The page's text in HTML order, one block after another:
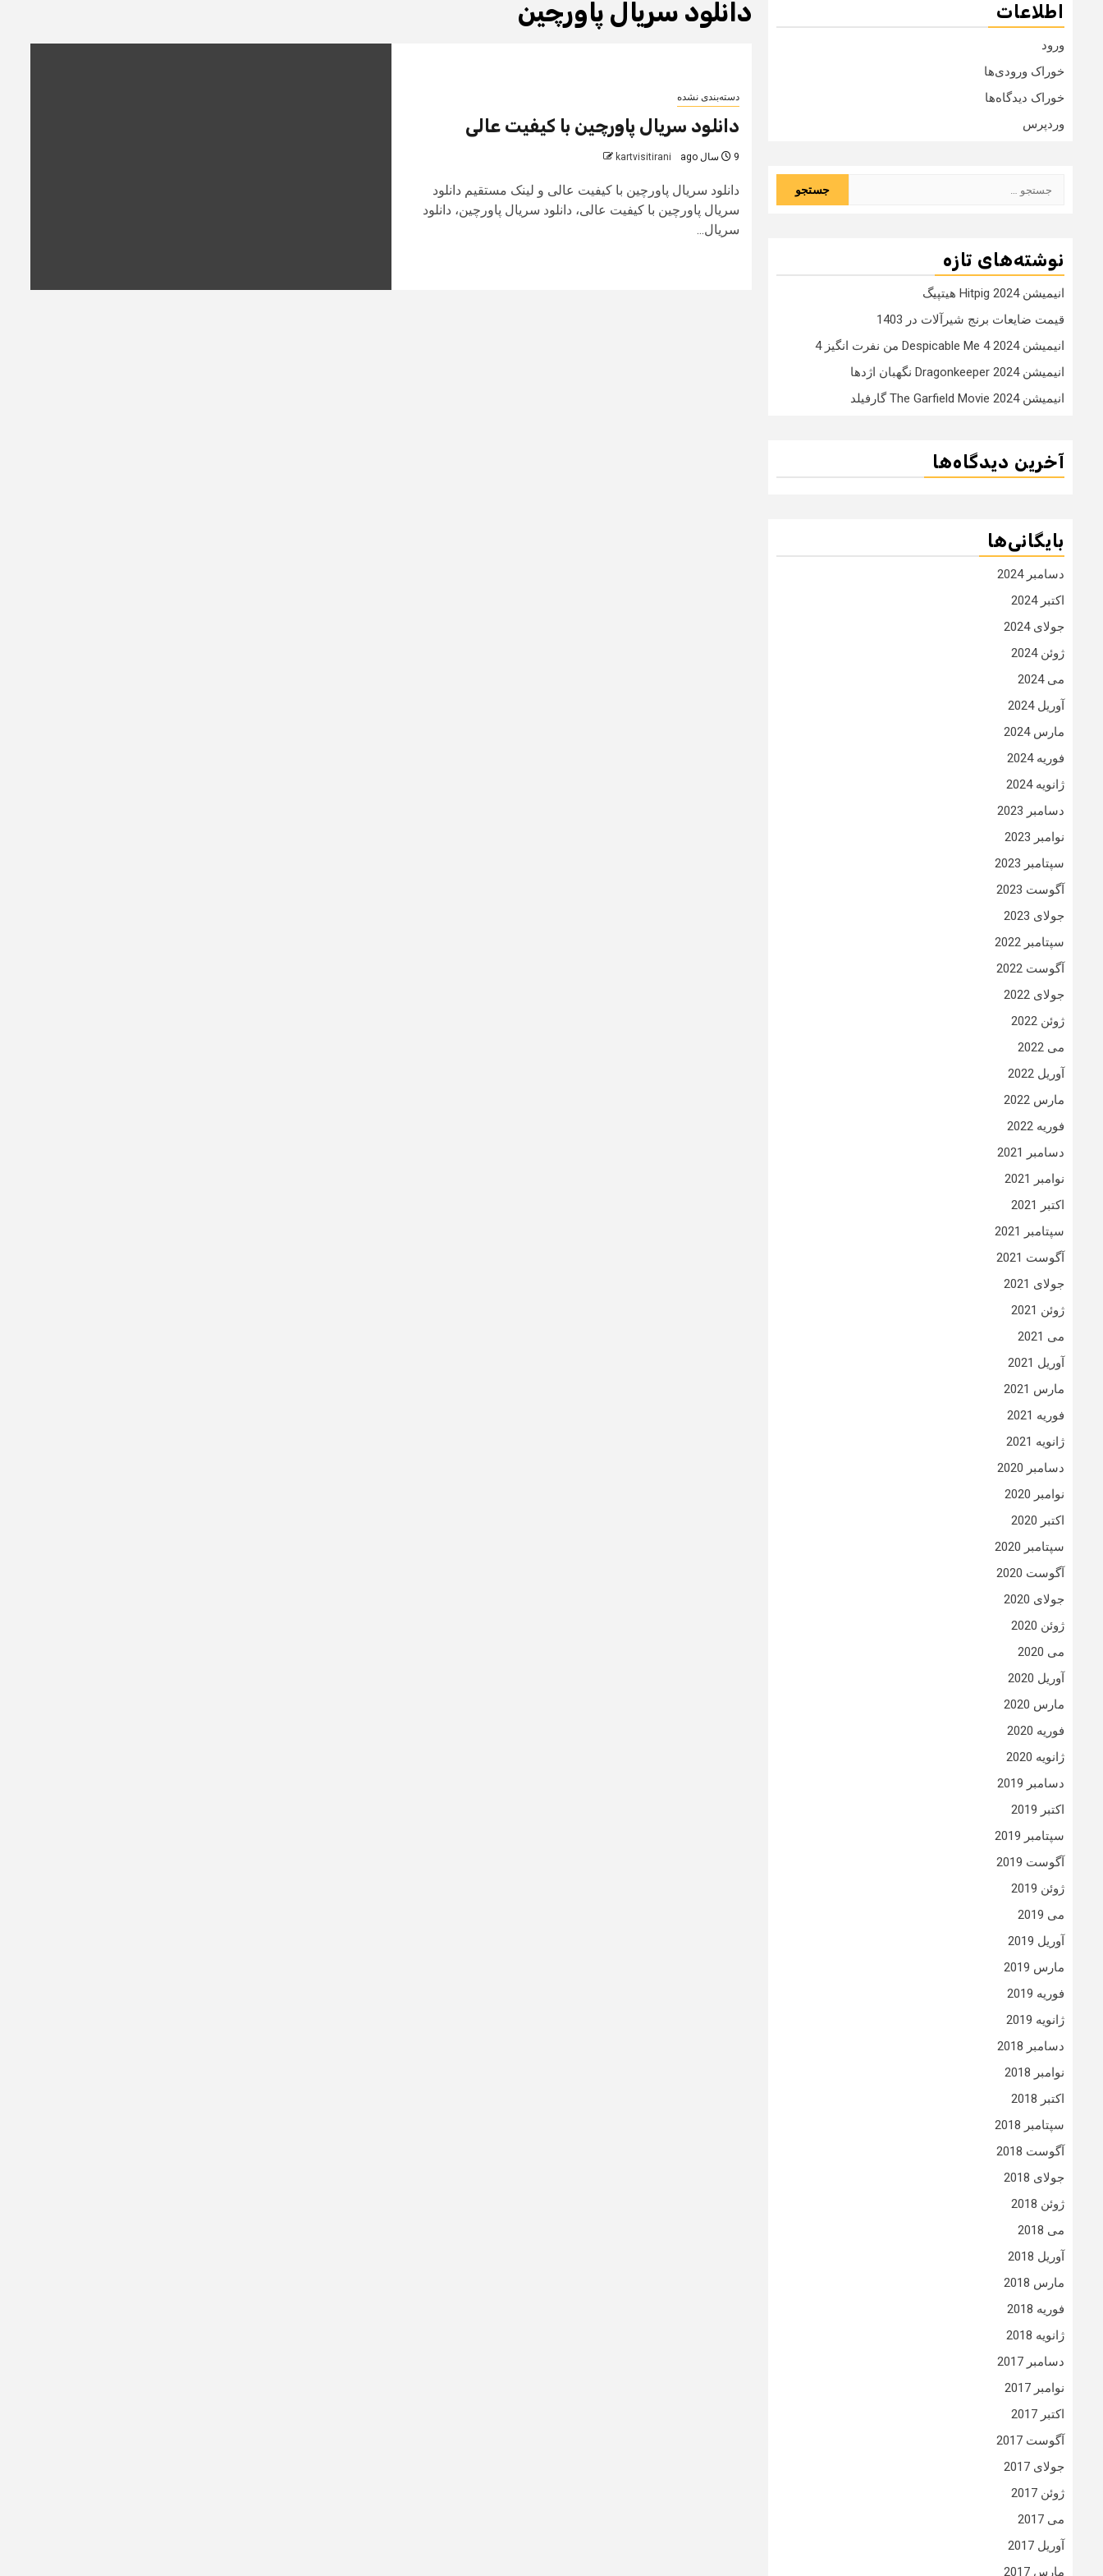
دانلود سریال پاورچین
دسته‌بندی نشده
دانلود سریال پاورچین با کیفیت عالی
9 سال ago kartvisitirani
دانلود سریال پاورچین با کیفیت عالی و لینک مستقیم دانلود
سریال پاورچین با کیفیت عالی، دانلود سریال پاورچین، دانلود
سریال...
اطلاعات
ورود
خوراک ورودی‌ها
خوراک دیدگاه‌ها
وردپرس
نوشته‌های تازه
انیمیشن Hitpig 2024 هیتپیگ
قیمت ضایعات برنج شیرآلات در 1403
انیمیشن Despicable Me 4 2024 من نفرت انگیز 4
انیمیشن Dragonkeeper 2024 نگهبان اژدها
انیمیشن The Garfield Movie 2024 گارفیلد
آخرین دیدگاه‌ها
بایگانی‌ها
دسامبر 2024
اکتبر 2024
جولای 2024
ژوئن 2024
می 2024
آوریل 2024
مارس 2024
فوریه 2024
ژانویه 2024
دسامبر 2023
نوامبر 2023
سپتامبر 2023
آگوست 2023
جولای 2023
سپتامبر 2022
آگوست 2022
جولای 2022
ژوئن 2022
می 2022
آوریل 2022
مارس 2022
فوریه 2022
دسامبر 2021
نوامبر 2021
اکتبر 2021
سپتامبر 2021
آگوست 2021
جولای 2021
ژوئن 2021
می 2021
آوریل 2021
مارس 2021
فوریه 2021
ژانویه 2021
دسامبر 2020
نوامبر 2020
اکتبر 2020
سپتامبر 2020
آگوست 2020
جولای 2020
ژوئن 2020
می 2020
آوریل 2020
مارس 2020
فوریه 2020
ژانویه 2020
دسامبر 2019
اکتبر 2019
سپتامبر 2019
آگوست 2019
ژوئن 2019
می 2019
آوریل 2019
مارس 2019
فوریه 2019
ژانویه 2019
دسامبر 2018
نوامبر 2018
اکتبر 2018
سپتامبر 2018
آگوست 2018
جولای 2018
ژوئن 2018
می 2018
آوریل 2018
مارس 2018
فوریه 2018
ژانویه 2018
دسامبر 2017
نوامبر 2017
اکتبر 2017
آگوست 2017
جولای 2017
ژوئن 2017
می 2017
آوریل 2017
مارس 2017